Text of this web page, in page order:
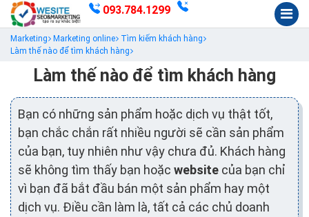
093.784.1299
Marketing Marketing online
Tìm kiếm khách hàng
Làm thế nào để tìm khách hàng
Làm thế nào để tìm khách hàng
Bạn có những sản phẩm hoặc dịch vụ thật tốt,
bạn chắc chắn rất nhiều người sẽ cần sản phẩm
của bạn, tuy nhiên như vậy chưa đủ. Khách hàng
sẽ không tìm thấy bạn hoặc website của bạn chỉ
vì bạn đã bắt đầu bán một sản phẩm hay một
dịch vụ. Điều cần làm là, tất cả các chủ doanh